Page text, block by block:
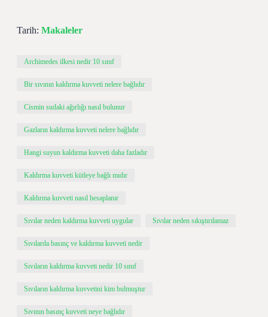
Tarih: Makaleler
Archimedes ilkesi nedir 10 sınıf
Bir sıvının kaldırma kuvveti nelere bağlıdır
Cismin sudaki ağırlığı nasıl bulunur
Gazların kaldırma kuvveti nelere bağlıdır
Hangi suyun kaldırma kuvveti daha fazladır
Kaldırma kuvveti kütleye bağlı mıdır
Kaldırma kuvveti nasıl hesaplanır
Sıvılar neden kaldırma kuvveti uygular Sıvılar neden sıkıştırılamaz
Sıvılarda basınç ve kaldırma kuvveti nedir
Sıvıların kaldırma kuvveti nedir 10 sınıf
Sıvıların kaldırma kuvvetini kim bulmuştur
Sıvının basınç kuvveti neye bağlıdır